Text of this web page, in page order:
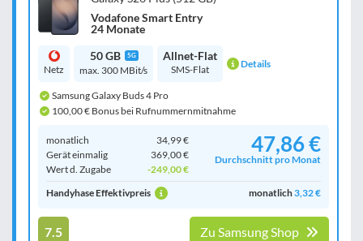
Vodafone Smart Entry
24 Monate
Netz
50 GB 5G
max. 300 MBit/s
Allnet-Flat
SMS-Flat Details
Samsung Galaxy Buds 4 Pro
100,00 € Bonus bei Rufnummernmitnahme
monatlich
34,99 €
Gerät einmalig
369,00 €
Wert d. Zugabe
-249,00 €
47,86 €
Durchschnitt pro Monat
Handyhase Effektivpreis monatlich3,32 €
7.5 Zu Samsung Shop